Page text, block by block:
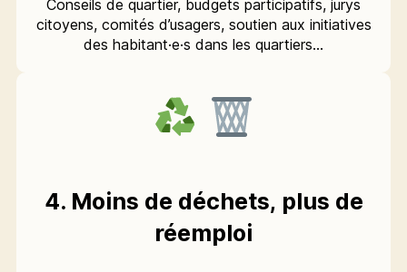
Conseils de quartier, budgets participatifs, jurys
citoyens, comités d’usagers, soutien aux initiatives
des habitant·e·s dans les quartiers…
4. Moins de déchets, plus de
réemploi